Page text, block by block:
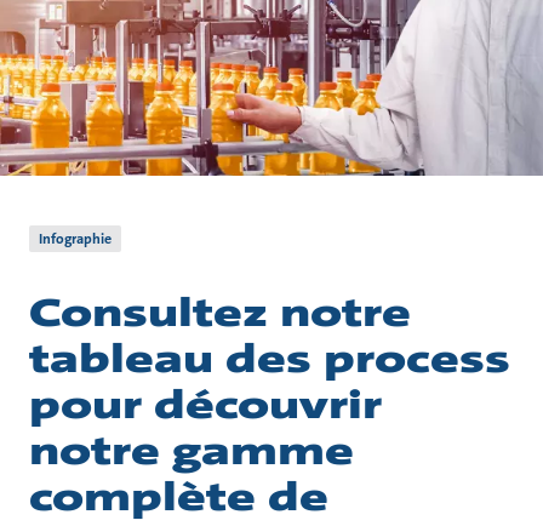
Infographie
Consultez notre
tableau des process
pour découvrir
notre gamme
complète de